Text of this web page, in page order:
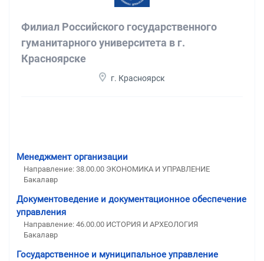
Филиал Российского государственного
гуманитарного университета в г.
Красноярске
г. Красноярск
Менеджмент организации
Направление: 38.00.00 ЭКОНОМИКА И УПРАВЛЕНИЕ
Бакалавр
Документоведение и документационное обеспечение
управления
Направление: 46.00.00 ИСТОРИЯ И АРХЕОЛОГИЯ
Бакалавр
Государственное и муниципальное управление